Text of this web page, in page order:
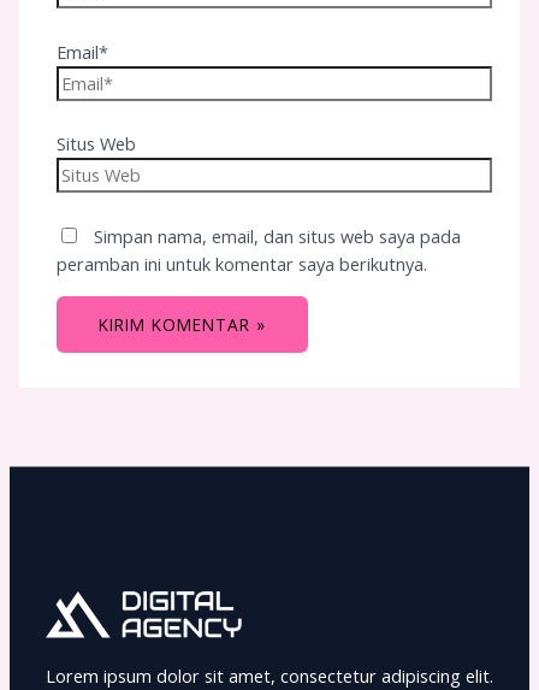
Email*
Situs Web
Simpan nama, email, dan situs web saya pada
peramban ini untuk komentar saya berikutnya.
Lorem ipsum dolor sit amet, consectetur adipiscing elit.